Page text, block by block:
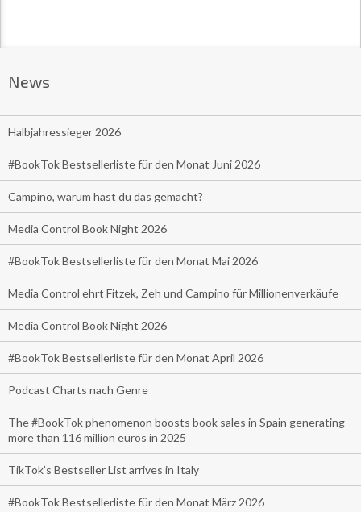
News
Halbjahressieger 2026
#BookTok Bestsellerliste für den Monat Juni 2026
Campino, warum hast du das gemacht?
Media Control Book Night 2026
#BookTok Bestsellerliste für den Monat Mai 2026
Media Control ehrt Fitzek, Zeh und Campino für Millionenverkäufe
Media Control Book Night 2026
#BookTok Bestsellerliste für den Monat April 2026
Podcast Charts nach Genre
The #BookTok phenomenon boosts book sales in Spain generating
more than 116 million euros in 2025
TikTok’s Bestseller List arrives in Italy
#BookTok Bestsellerliste für den Monat März 2026